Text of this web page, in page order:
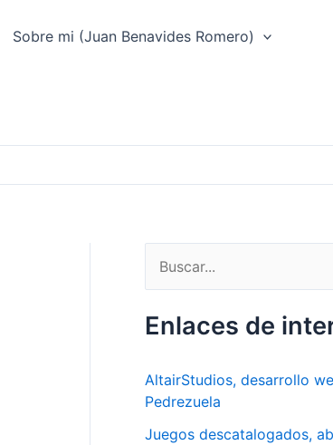
Sobre mi (Juan Benavides Romero)
u
s
a
r
p
Enlaces de
AltairStudios, desarrollo
Pedrezuela
Juegos descatalogados,